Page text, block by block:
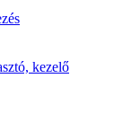
kezelő